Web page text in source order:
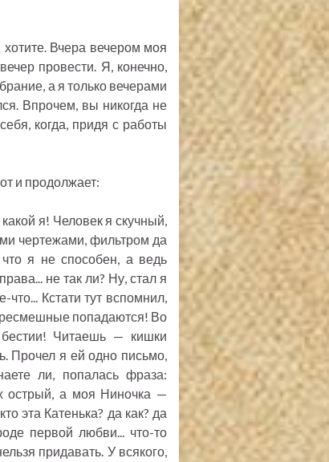
Вчера вечером моя
провести. Я, конечно,
а я только вечерами
Впрочем, вы никогда не
когда, придя с работы
и продолжает:
я! Человек я скучный,
чертежами, фильтром да
что я не способен, а ведь
не так ли? Ну, стал я
что... Кстати тут вспомнил,
попадаются! Во
Читаешь — кишки
Прочел я ей одно письмо,
ли, попалась фраза:
острый, а моя Ниночка —
эта Катенька? да как? да
первой любви... что-то
придавать. У всякого,